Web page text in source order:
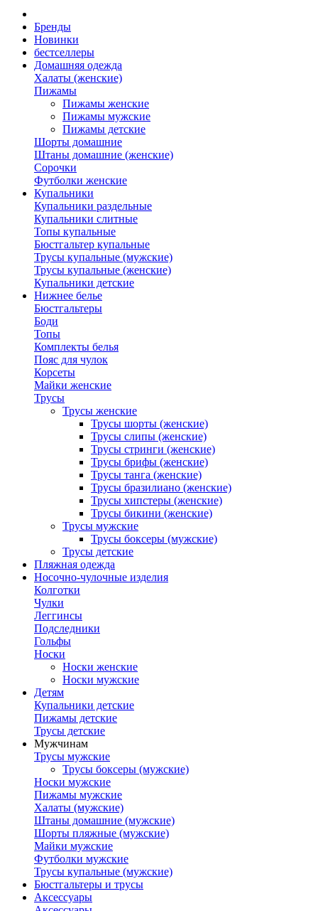
Бренды
Новинки
бестселлеры
Домашняя одежда
Халаты (женские)
Пижамы
Пижамы женские
Пижамы мужские
Пижамы детские
Шорты домашние
Штаны домашние (женские)
Сорочки
Футболки женские
Купальники
Купальники раздельные
Купальники слитные
Топы купальные
Бюстгальтер купальные
Трусы купальные (мужские)
Трусы купальные (женские)
Купальники детские
Нижнее белье
Бюстгальтеры
Боди
Топы
Комплекты белья
Пояс для чулок
Корсеты
Майки женские
Трусы
Трусы женские
Трусы шорты (женские)
Трусы слипы (женские)
Трусы стринги (женские)
Трусы брифы (женские)
Трусы танга (женские)
Трусы бразилиано (женские)
Трусы хипстеры (женские)
Трусы бикини (женские)
Трусы мужские
Трусы боксеры (мужские)
Трусы детские
Пляжная одежда
Носочно-чулочные изделия
Колготки
Чулки
Леггинсы
Подследники
Гольфы
Носки
Носки женские
Носки мужские
Детям
Купальники детские
Пижамы детские
Трусы детские
Мужчинам
Трусы мужские
Трусы боксеры (мужские)
Носки мужские
Пижамы мужские
Халаты (мужские)
Штаны домашние (мужские)
Шорты пляжные (мужские)
Майки мужские
Футболки мужские
Трусы купальные (мужские)
Бюстгальтеры и трусы
Аксессуары